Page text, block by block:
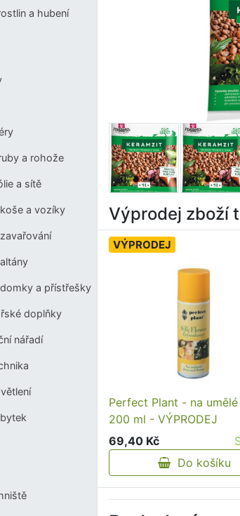
a hubení
a rohože
a sítě
a vozíky
a přístřešky
doplňky
nářadí
Výprodej zboží
VÝPRODEJ
Perfect Plant - na
200 ml - VÝPRODEJ
69,40 Kč
Do košíku